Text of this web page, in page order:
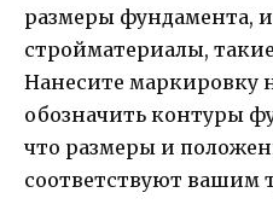
размеры фундамента,
стройматериалы,
Нанесите маркировку
обозначить контуры
что размеры и
соответствуют вашим